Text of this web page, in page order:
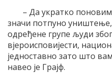
– Да укратко поновим
значи потпуно
одређене групе људи
вјероисповијести,
једноставно зато што
навео је Грајф.